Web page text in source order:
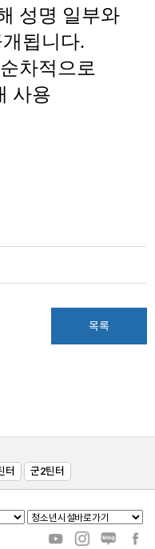
성명 일부와
됩니다.
차적으로
사용
목록
터 군2틴터